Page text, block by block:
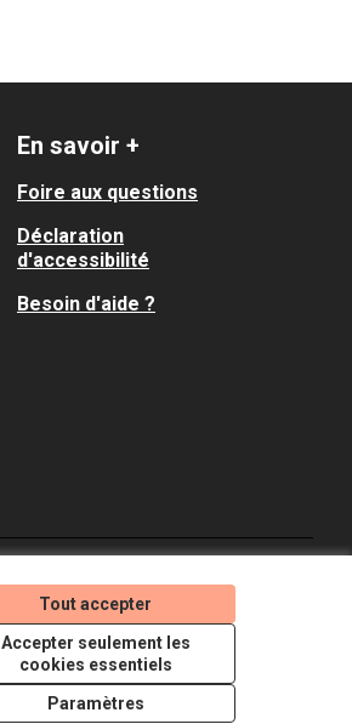
Tout accepter
Accepter seulement les
cookies essentiels
Paramètres
En savoir +
Foire aux questions
Déclaration
d'accessibilité
Besoin d'aide ?
(Lien externe)
(Lien externe)
(Lien externe)
Licence Creative
(Lien externe)